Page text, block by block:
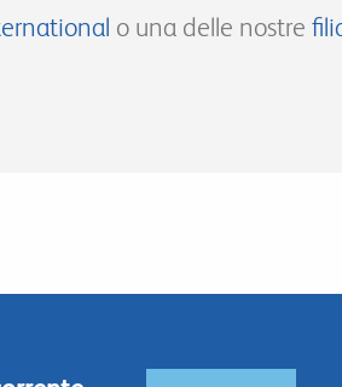
o una delle nostre